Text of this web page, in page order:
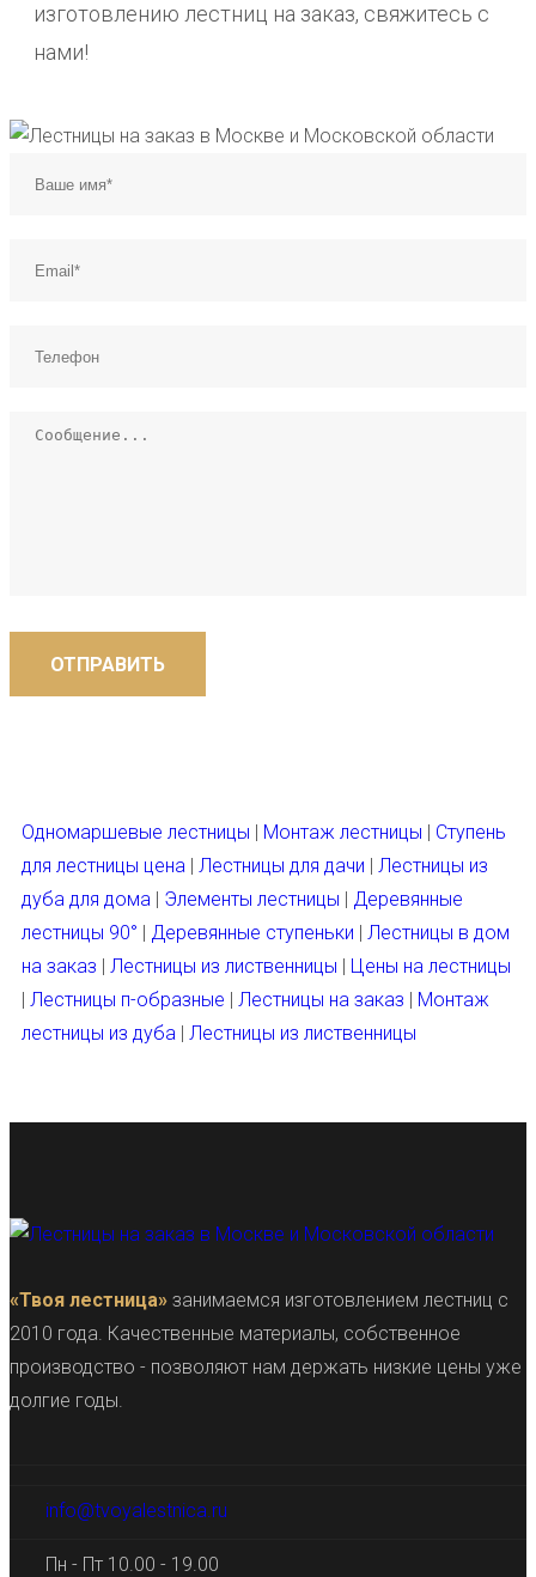
изготовлению лестниц на заказ, свяжитесь с
нами!
ОТПРАВИТЬ
Одномаршевые лестницы | Монтаж лестницы | Ступень
для лестницы цена | Лестницы для дачи | Лестницы из
дуба для дома | Элементы лестницы | Деревянные
лестницы 90° | Деревянные ступеньки | Лестницы в дом
на заказ | Лестницы из лиственницы | Цены на лестницы
| Лестницы п-образные | Лестницы на заказ | Монтаж
лестницы из дуба | Лестницы из лиственницы
«Твоя лестница» занимаемся изготовлением лестниц с
2010 года. Качественные материалы, собственное
производство - позволяют нам держать низкие цены уже
долгие годы.
info@tvoyalestnica.ru
Пн - Пт 10.00 - 19.00